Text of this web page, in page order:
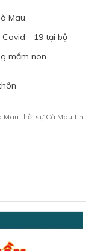
Mau
- 19 tại bộ
mầm non
Mau thời sự Cà Mau tin